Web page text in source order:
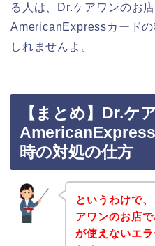
る人は、Dr.ケアワンのお
AmericanExpressカード
しれませんよ。
【まとめ】Dr.ケ
時の対処の仕方
というわけで
アワンのお店
が使えないエ